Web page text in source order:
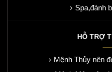
Spa,đánh
HỖ TRỢ
Mệnh Thủy nên